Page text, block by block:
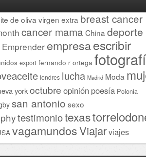
de oliva virgen extra breast cancer
cancer mama China deporte
Emprender empresaescribir
export fernando r ortega
londres lucha Madrid Moda
yorkoctubre opinión poesía Polonia
san antonio sexo
testimoniotexas
vagamundosViajarviajes